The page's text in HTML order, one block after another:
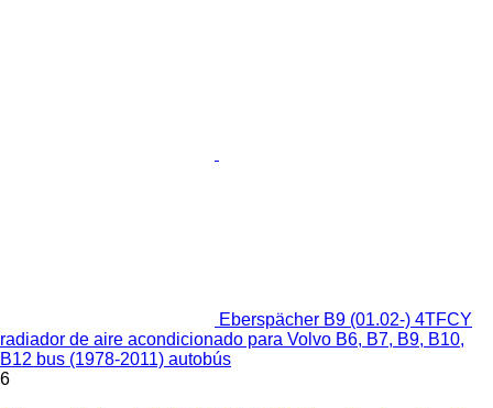
Eberspächer B9 (01.02-) 4TFCY
radiador de aire acondicionado para Volvo B6, B7, B9, B10,
B12 bus (1978-2011) autobús
6